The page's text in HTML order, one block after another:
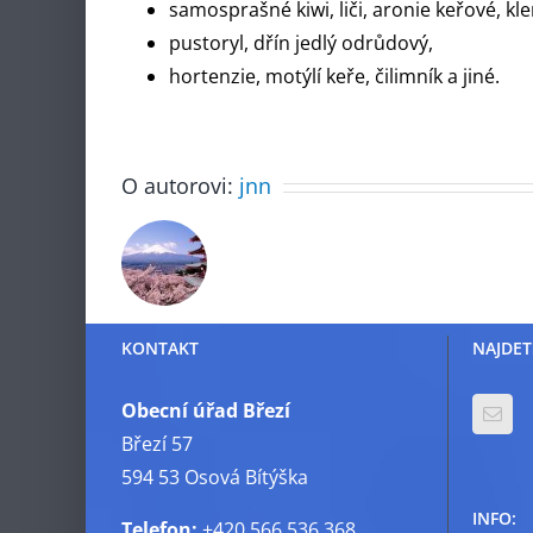
samosprašné kiwi, liči, aronie keřové,
pustoryl, dřín jedlý odrůdový,
hortenzie, motýlí keře, čilimník a jiné.
O autorovi: jnn
KONTAKT
Obecní úřad Březí
Březí 57
594 53 Osová Bítýška
INFO: